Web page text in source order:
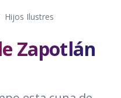
Hijos Ilustres
Zapotlán